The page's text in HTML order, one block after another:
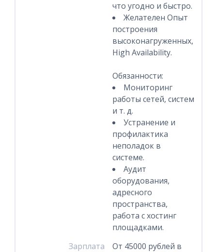
что угодно и быстро.
Желателен Опыт
построения
высоконагруженных,
High Availability.
Обязанности:
Мониторинг
работы сетей, систем
и т. д.
Устранение и
профилактика
неполадок в
системе.
Аудит
оборудования,
адресного
пространства,
работа с хостинг
площадками.
Зарплата
От 45000 рублей в